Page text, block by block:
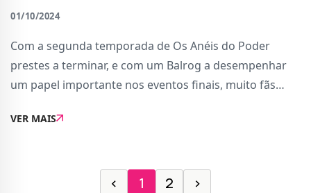
01/10/2024
Com a segunda temporada de Os Anéis do Poder
prestes a terminar, e com um Balrog a desempenhar
um papel importante nos eventos finais, muito fãs
procuram saber, afinal, qual a origem destas temida
VER MAIS
‹ 1 2 ›